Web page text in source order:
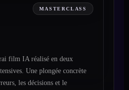
MASTERCLASS
film IA réalisé en deux
Une plongée concrète
les décisions et le